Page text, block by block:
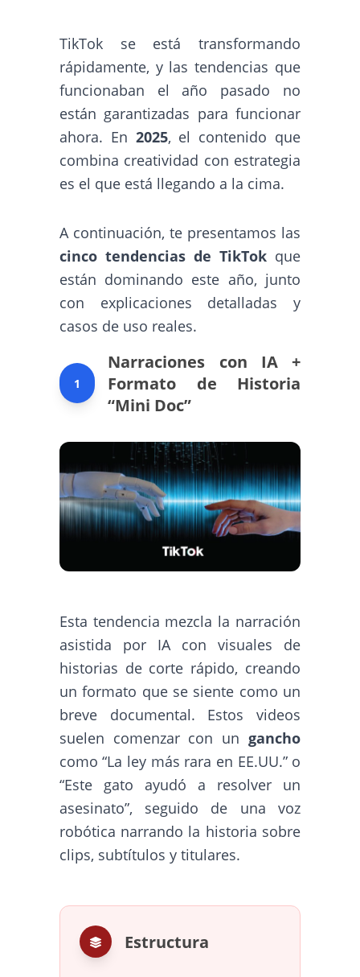
TikTok se está transformando
rápidamente, y las tendencias que
funcionaban el año pasado no
están garantizadas para funcionar
ahora. En 2025, el contenido que
combina creatividad con estrategia
es el que está llegando a la cima.
A continuación, te presentamos las
cinco tendencias de TikTok que
están dominando este año, junto
con explicaciones detalladas y
casos de uso reales.
1
Narraciones con IA +
Formato de Historia
“Mini Doc”
Esta tendencia mezcla la narración
asistida por IA con visuales de
historias de corte rápido, creando
un formato que se siente como un
breve documental. Estos videos
suelen comenzar con ungancho
como “La ley más rara en EE.UU.” o
“Este gato ayudó a resolver un
asesinato”, seguido de una voz
robótica narrando la historia sobre
clips, subtítulos y titulares.
Estructura